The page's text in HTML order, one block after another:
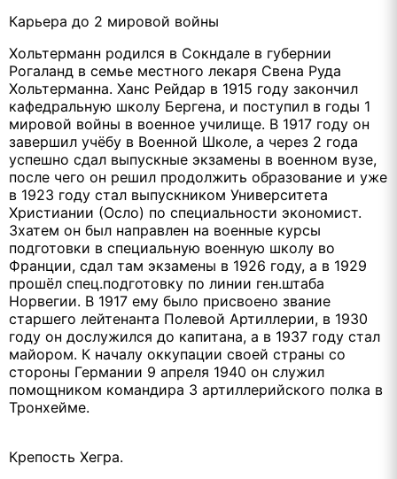
Карьера до 2 мировой войны
Хольтерманн родился в Сокндале в губернии
Рогаланд в семье местного лекаря Свена Руда
Хольтерманна. Ханс Рейдар в 1915 году закончил
кафедральную школу Бергена, и поступил в годы 1
мировой войны в военное училище. В 1917 году он
завершил учёбу в Военной Школе, а через 2 года
успешно сдал выпускные экзамены в военном вузе,
после чего он решил продолжить образование и уже
в 1923 году стал выпускником Университета
Христиании (Осло) по специальности экономист.
Зхатем он был направлен на военные курсы
подготовки в специальную военную школу во
Франции, сдал там экзамены в 1926 году, а в 1929
прошёл спец.подготовку по линии ген.штаба
Норвегии. В 1917 ему было присвоено звание
старшего лейтенанта Полевой Артиллерии, в 1930
году он дослужился до капитана, а в 1937 году стал
майором. К началу оккупации своей страны со
стороны Германии 9 апреля 1940 он служил
помощником командира 3 артиллерийского полка в
Тронхейме.
Крепость Хегра.